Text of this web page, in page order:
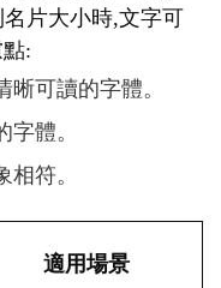
片大小時,文字可
:
可讀的字體。
體。
符。
適用場景